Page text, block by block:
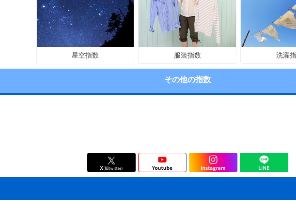
星空指数 服装指数 洗濯
その他の指数